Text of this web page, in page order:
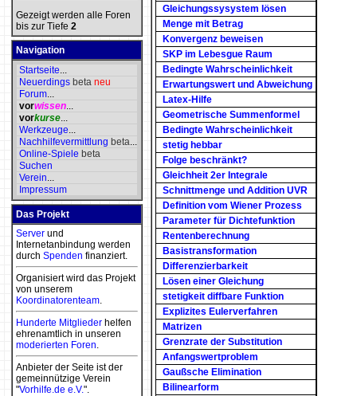
Gezeigt werden alle Foren
bis zur Tiefe 2
Navigation
Startseite...
Neuerdings beta neu
Forum...
vorwissen...
vorkurse...
Werkzeuge...
Nachhilfevermittlung beta...
Online-Spiele beta
Suchen
Verein...
Impressum
Das Projekt
Server und
Internetanbindung werden
durch Spenden finanziert.
Organisiert wird das Projekt
von unserem
Koordinatorenteam.
Hunderte Mitglieder helfen
ehrenamtlich in unseren
moderierten Foren.
Anbieter der Seite ist der
gemeinnützige Verein
"Vorhilfe.de e.V.".
Gleichungssysystem lösen
Menge mit Betrag
Konvergenz beweisen
SKP im Lebesgue Raum
Bedingte Wahrscheinlichkeit
Erwartungswert und Abweichung
Latex-Hilfe
Geometrische Summenformel
Bedingte Wahrscheinlichkeit
stetig hebbar
Folge beschränkt?
Gleichheit 2er Integrale
Schnittmenge und Addition UVR
Definition vom Wiener Prozess
Parameter für Dichtefunktion
Rentenberechnung
Basistransformation
Differenzierbarkeit
Lösen einer Gleichung
stetigkeit diffbare Funktion
Explizites Eulerverfahren
Matrizen
Grenzrate der Substitution
Anfangswertproblem
Gaußsche Elimination
Bilinearform